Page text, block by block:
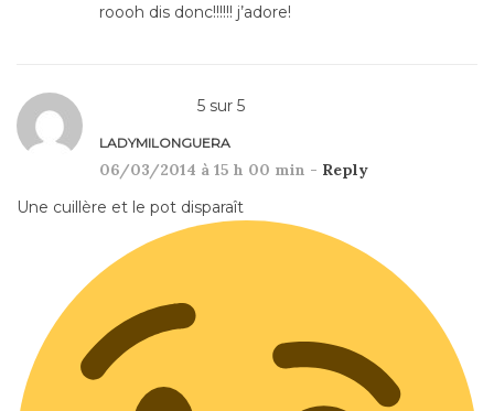
roooh dis donc!!!!!! j’adore!
5 sur 5
LADYMILONGUERA
06/03/2014 à 15 h 00 min - Reply
Une cuillère et le pot disparaît